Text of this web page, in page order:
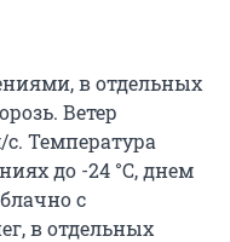
в отдельных
Ветер
Температура
до -24 °С, днем
с
в отдельных